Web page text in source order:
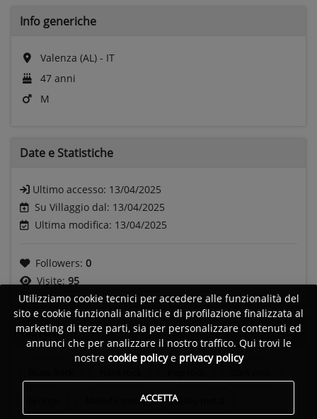
Info generiche
Valenza (AL) - IT
47 anni
M
Date e Statistiche
Ultimo accesso: 13/04/2025
Su Villaggio dal: 13/04/2025
Ultima modifica: 13/04/2025
Followers: 0
Visite: 95
Generi
Melodic metal Heavy metal
Utilizziamo cookie tecnici per accedere alle funzionalità del
sito e cookie funzionali analitici e di profilazione finalizzata al
marketing di terze parti, sia per personalizzare contenuti ed
annunci che per analizzare il nostro traffico. Qui trovi le
nostre cookie policye privacy policy
ACCETTA